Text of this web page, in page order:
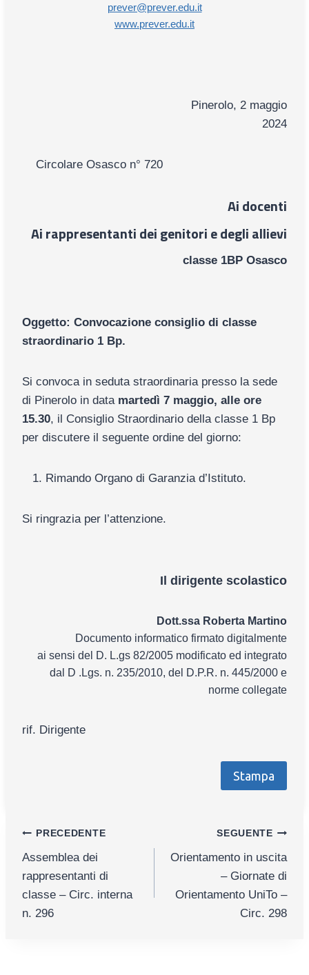
prever@prever.edu.it
www.prever.edu.it
Pinerolo, 2 maggio
2024
Circolare Osasco n° 720
Ai docenti
Ai rappresentanti dei genitori e degli allievi
classe 1BP Osasco
Oggetto: Convocazione consiglio di classe
straordinario 1 Bp.
Si convoca in seduta straordinaria presso la sede
di Pinerolo in data martedì 7 maggio, alle ore
15.30, il Consiglio Straordinario della classe 1 Bp
per discutere il seguente ordine del giorno:
Rimando Organo di Garanzia d’Istituto.
Si ringrazia per l’attenzione.
Il dirigente scolastico
Dott.ssa Roberta Martino
Documento informatico firmato digitalmente
ai sensi del D. L.gs 82/2005 modificato ed integrato
dal D .Lgs. n. 235/2010, del D.P.R. n. 445/2000 e
norme collegate
rif. Dirigente
Stampa
Navigazione
articoli
PRECEDENTE
Assemblea dei
rappresentanti di
classe – Circ. interna
n. 296
SEGUENTE
Orientamento in uscita
– Giornate di
Orientamento UniTo –
Circ. 298